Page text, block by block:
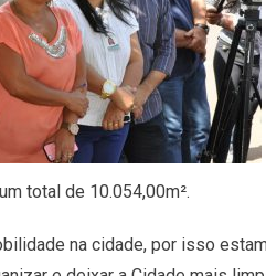
total de 10.054,00m².
na cidade, por isso